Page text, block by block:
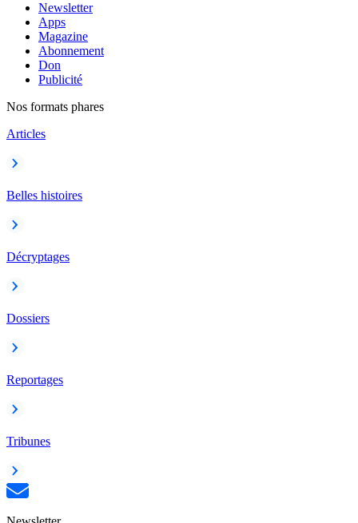
Newsletter
Apps
Magazine
Abonnement
Don
Publicité
Nos formats phares
Articles
Belles histoires
Décryptages
Dossiers
Reportages
Tribunes